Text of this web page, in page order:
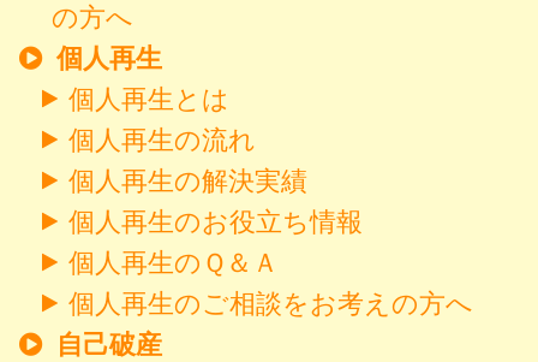
の方へ
個人再生
個人再生とは
個人再生の流れ
個人再生の解決実績
個人再生のお役立ち情報
個人再生のＱ＆Ａ
個人再生のご相談をお考えの方へ
自己破産